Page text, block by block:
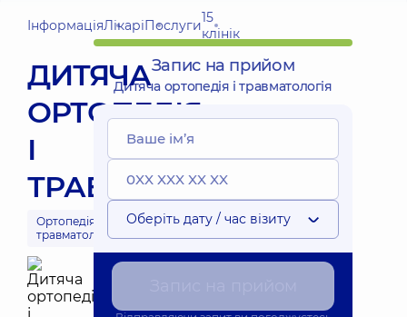
ІнформаціяЛікаріПослуги15
клінік
ДИТЯЧА
ОРТОПЕДІЯ
І
ТРАВМАТОЛОГІЯ
Ортопедія та
травматологія
Дитяча
медицина
Запис на прийом
Дитяча ортопедія і травматологія
Оберіть дату / час візиту